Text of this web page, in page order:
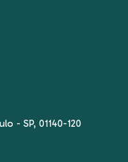
- SP, 01140-120